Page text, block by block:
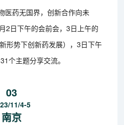
医药无国界，创新合作向未
2日下午的会前会，3日上午的
形势下创新药发展），3日下午
个主题分享交流。
03
11/4-5
南京